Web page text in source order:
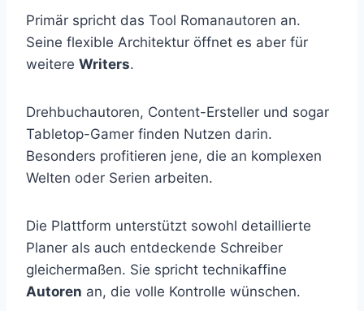
Primär spricht das Tool Romanautoren an.
Seine flexible Architektur öffnet es aber für
weitere Writers.
Drehbuchautoren, Content-Ersteller und sogar
Tabletop-Gamer finden Nutzen darin.
Besonders profitieren jene, die an komplexen
Welten oder Serien arbeiten.
Die Plattform unterstützt sowohl detaillierte
Planer als auch entdeckende Schreiber
gleichermaßen. Sie spricht technikaffine
Autoren an, die volle Kontrolle wünschen.